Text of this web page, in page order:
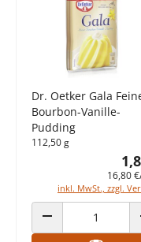
Dr. Oetker Gala
Bourbon-Vanille-
Pudding
112,50 g
16,80
inkl. MwSt., zzgl.
ANZAHL VERRINGERN